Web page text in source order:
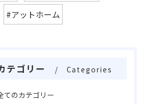
#アットホーム
テゴリー Categories
てのカテゴリー